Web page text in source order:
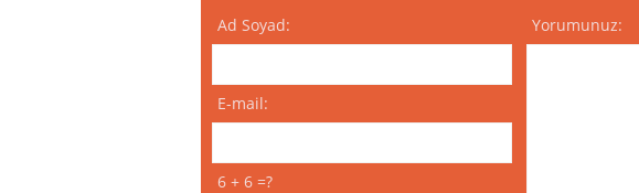
Ad Soyad:
E-mail:
6 + 6 =?
Yorumunuz: